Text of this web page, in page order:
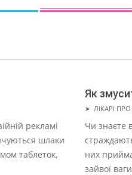
рекламі
шлаки
таблеток,
Як
2021-
07-
07
➤ ЛІКАРІ
Чи знаєте
них
зайвої